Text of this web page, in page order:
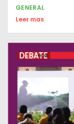
GENERAL
Leer mas